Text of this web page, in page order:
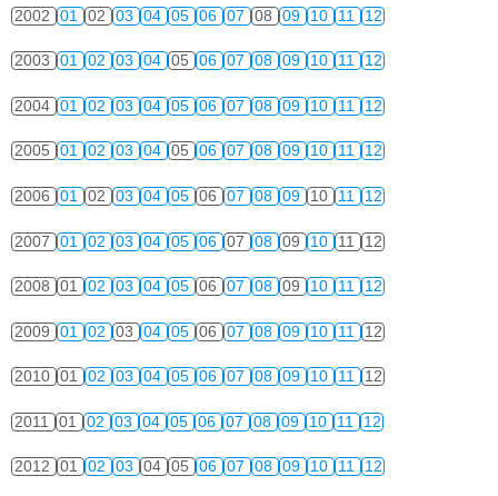
2002 01 02 03 04 05 06 07 08 09 10 11 12
2003 01 02 03 04 05 06 07 08 09 10 11 12
2004 01 02 03 04 05 06 07 08 09 10 11 12
2005 01 02 03 04 05 06 07 08 09 10 11 12
2006 01 02 03 04 05 06 07 08 09 10 11 12
2007 01 02 03 04 05 06 07 08 09 10 11 12
2008 01 02 03 04 05 06 07 08 09 10 11 12
2009 01 02 03 04 05 06 07 08 09 10 11 12
2010 01 02 03 04 05 06 07 08 09 10 11 12
2011 01 02 03 04 05 06 07 08 09 10 11 12
2012 01 02 03 04 05 06 07 08 09 10 11 12